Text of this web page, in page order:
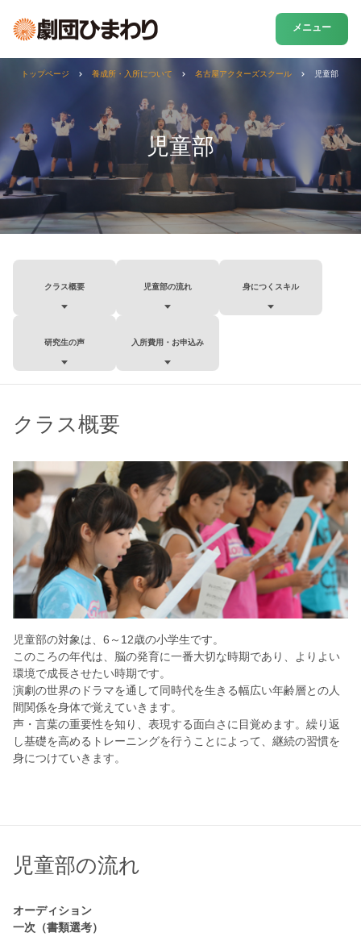
メニュー
児童部
トップページ 養成所・入所について 名古屋アクターズスクール 児童部
クラス概要 児童部の流れ 身につくスキル
研究生の声 入所費用・お申込み
クラス概要
児童部の対象は、6～12歳の小学生です。
このころの年代は、脳の発育に一番大切な時期であり、よりよい
環境で成長させたい時期です。
演劇の世界のドラマを通して同時代を生きる幅広い年齢層との人
間関係を身体で覚えていきます。
声・言葉の重要性を知り、表現する面白さに目覚めます。繰り返
し基礎を高めるトレーニングを行うことによって、継続の習慣を
身につけていきます。
児童部の流れ
オーディション
一次（書類選考）